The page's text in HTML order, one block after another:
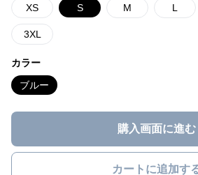
XS S M L
3XL
カラー
ブルー
購入画面に進む
カートに追加す